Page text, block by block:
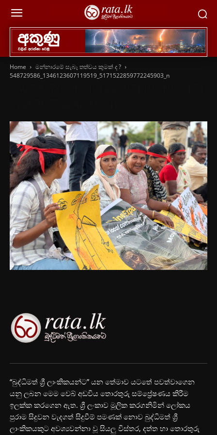
Home
මන්නාරමේ සැබෑ තත්වය කුමක් ද ?
548729586_1346123607119519_5171522859772245903_n
“බුද්ධිමත් ශ්‍රී ලාංකිකයන්ට” යන තේමාව යටතේ පවත්වාගෙන
යනු ලබන මෙම වෙබ් අඩවිය තොරතුරු සම්ප්‍රේෂණය කිරීම
ඉලක්ක කරගෙන ඇත. ශ්‍රී ලංකාව මූලික කරගනිමින් ලෝකය
පුරාම සිදුවන වැදගත් සිදුවීම් පමණක් නොව බුද්ධිමත් ශ්‍රී
ලාංකිකයකුට අවශ්‍යවන්නා වූ සියලු විස්තර, දත්ත හා තොරතුරු